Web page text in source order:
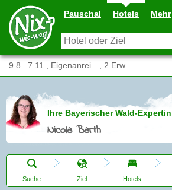
Pauschal Hotels Mehr
9.8.–7.11., Eigenanrei…, 2 Erw.
Ihre Bayerischer Wald-
Nicola Barth
Suche Ziel Hotels